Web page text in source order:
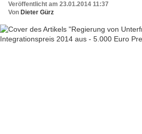
Veröffentlicht am 23.01.2014 11:37
Von Dieter Gürz